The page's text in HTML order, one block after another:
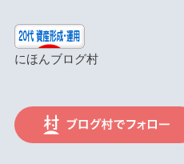
にほんブログ村